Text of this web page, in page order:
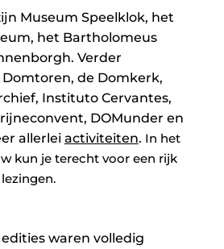
Museum Speelklok, het
het Bartholomeus
Verder
de Domkerk,
Instituto Cervantes,
DOMunder en
allerlei activiteiten. In het
kun je terecht voor een rijk
waren volledig